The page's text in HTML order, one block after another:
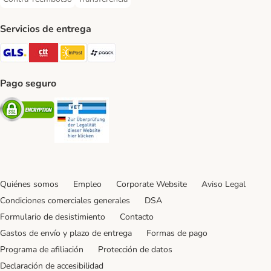
Contra-reembolso Payment MethodTransferencia Payment Method
Servicios de entrega
GLS Shipping Method
CTTExpress Shipping Method
InPost Shipping Method
paack Shipping Method
Pago seguro
Security
Quiénes somos Empleo Corporate Website
Aviso Legal
Condiciones comerciales generales
DSA
Formulario de desistimiento
Contacto
Gastos de envío y plazo de entrega
Formas de pago
Programa de afiliación
Protección de datos
Declaración de accesibilidad